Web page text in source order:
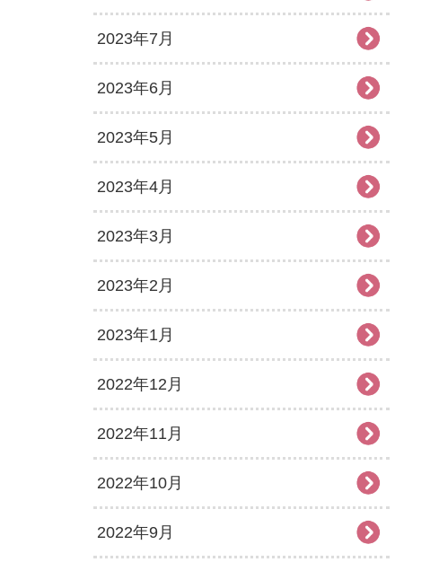
2023年7月
2023年6月
2023年5月
2023年4月
2023年3月
2023年2月
2023年1月
2022年12月
2022年11月
2022年10月
2022年9月